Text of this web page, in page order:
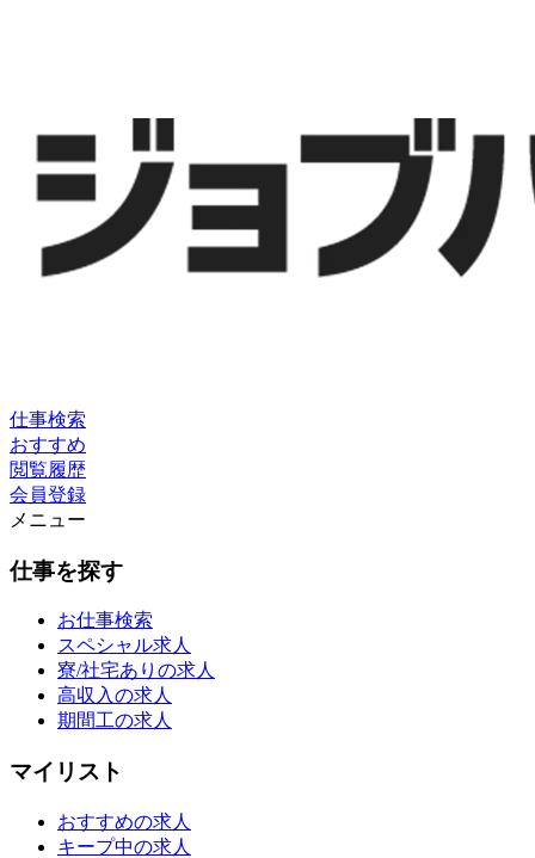
仕事検索
おすすめ
閲覧履歴
会員登録
メニュー
仕事を探す
お仕事検索
スペシャル求人
寮/社宅ありの求人
高収入の求人
期間工の求人
マイリスト
おすすめの求人
キープ中の求人